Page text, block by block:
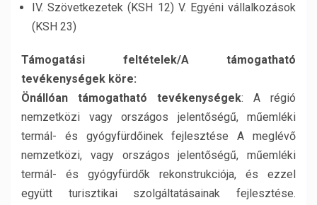
IV. Szövetkezetek (KSH 12) V. Egyéni vállalkozások
(KSH 23)
Támogatási feltételek/A támogatható
tevékenységek köre:
Önállóan támogatható tevékenységek: A régió
nemzetközi vagy országos jelentőségű, műemléki
termál- és gyógyfürdőinek fejlesztése A meglévő
nemzetközi, vagy országos jelentőségű, műemléki
termál- és gyógyfürdők rekonstrukciója, és ezzel
együtt turisztikai szolgáltatásainak fejlesztése.